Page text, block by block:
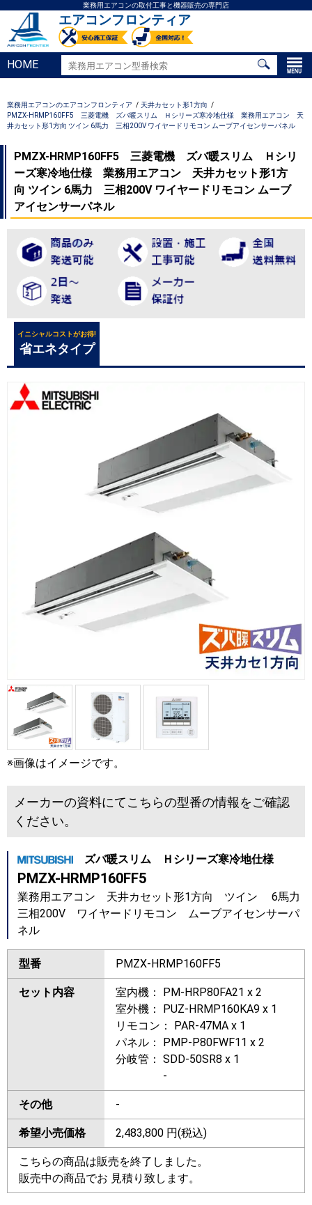
業務用エアコンの取付工事と機器販売の専門店
エアコンフロンティア
HOME
業務用エアコンのエアコンフロンティア
天井カセット形1方向
PMZX-HRMP160FF5 三菱電機 ズバ暖スリム Ｈシリーズ寒冷地仕様 業務用エアコン 天
井カセット形1方向 ツイン 6馬力 三相200V ワイヤードリモコン ムーブアイセンサーパネル
PMZX-HRMP160FF5 三菱電機 ズバ暖スリム Ｈシリ
ーズ寒冷地仕様 業務用エアコン 天井カセット形1方
向 ツイン 6馬力 三相200V ワイヤードリモコン ムーブ
アイセンサーパネル
イニシャルコストがお得!
省エネタイプ
※画像はイメージです。
メーカーの資料にてこちらの型番の情報をご確認
ください。
ズバ暖スリム Ｈシリーズ寒冷地仕様
PMZX-HRMP160FF5
業務用エアコン 天井カセット形1方向 ツイン 6馬力
三相200V ワイヤードリモコン ムーブアイセンサーパ
ネル
型番 PMZX-HRMP160FF5
セット内容
室内機： PM-HRP80FA21 x 2
室外機： PUZ-HRMP160KA9 x 1
リモコン： PAR-47MA x 1
パネル： PMP-P80FWF11 x 2
分岐管： SDD-50SR8 x 1
-
その他 -
希望小売価格 2,483,800 円(税込)
こちらの商品は販売を終了しました。
販売中の商品でお 見積り致します。